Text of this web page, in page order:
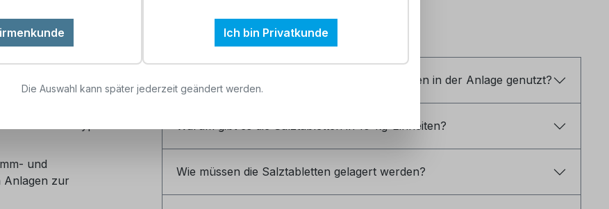
den menschlichen
-Typ A
und
Anlagen zur
Häufige Fragen
Für welche Aufgabe werden diese Salztabletten in der Anlage genutzt?
Warum gibt es die Salztabletten in 10-kg-Einheiten?
Wie müssen die Salztabletten gelagert werden?
Ich bin Privatkunde
Die Auswahl kann später jederzeit geändert werden.